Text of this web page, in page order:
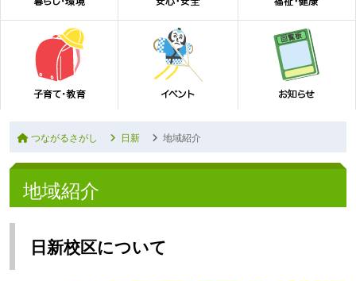
つながるさがし 日新 地域紹介
地域紹介
日新校区について